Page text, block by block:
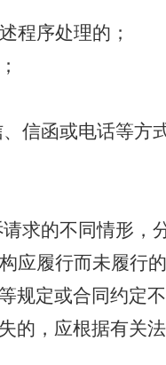
程序处理的；
信函或电话等方
求的不同情形，
应履行而未履行
规定或合同约定
的，应根据有关